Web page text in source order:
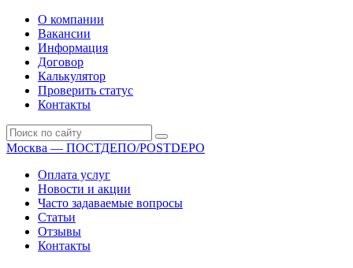
О компании
Вакансии
Информация
Договор
Калькулятор
Проверить статус
Контакты
Москва — ПОСТДЕПО/POSTDEPO
Оплата услуг
Новости и акции
Часто задаваемые вопросы
Статьи
Отзывы
Контакты